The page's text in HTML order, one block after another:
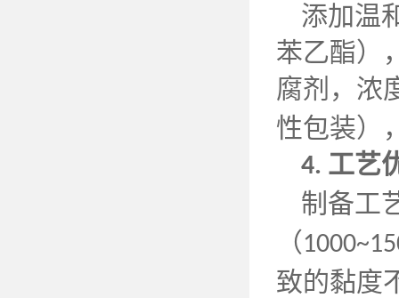
添加温
苯乙酯）
腐剂，浓
性包装）
4. 工艺
制备工
（
致的黏度